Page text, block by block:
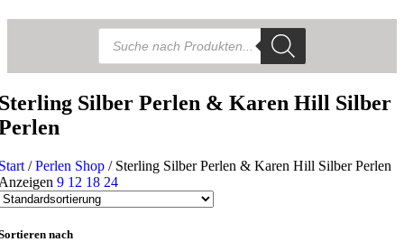
Products
search
Silber Perlen & Karen Hill Silber
/ Perlen Shop / Sterling Silber Perlen & Karen Hill Silber Perlen
9 12 18 24
nach